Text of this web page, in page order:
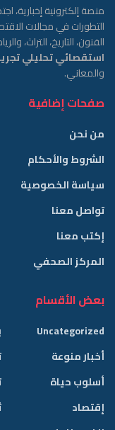
منصة إلكترونية إخبارية،
التطورات في مجالات
الفنون، التاريخ، التراث،
استقصائي تحليلي
والمعاني.
صفحات إضافية
من نحن
الشروط والأحكام
سياسة الخصوصية
تواصل معنا
إكتب معنا
المركز الصحفي
بعض الأقسام
Uncategorized
أخبار منوعة
أسلوب حياة
إقتصاد